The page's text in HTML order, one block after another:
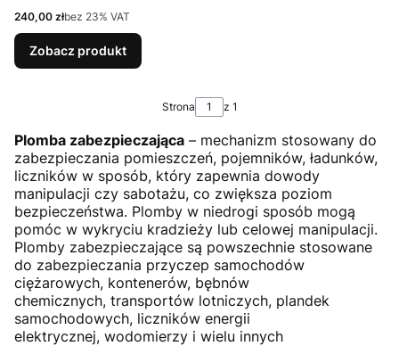
Cena netto
240,00 złbez 23% VAT
Zobacz produkt
Strona z 1
Plomba zabezpieczająca – mechanizm stosowany do
zabezpieczania pomieszczeń, pojemników, ładunków,
liczników w sposób, który zapewnia dowody
manipulacji czy sabotażu, co zwiększa poziom
bezpieczeństwa. Plomby w niedrogi sposób mogą
pomóc w wykryciu kradzieży lub celowej manipulacji.
Plomby zabezpieczające są powszechnie stosowane
do zabezpieczania przyczep samochodów
ciężarowych, kontenerów, bębnów
chemicznych, transportów lotniczych, plandek
samochodowych, liczników energii
elektrycznej, wodomierzy i wielu innych